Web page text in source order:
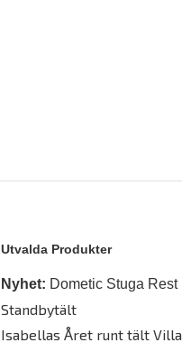
Utvalda Produkter
Nyhet: Dometic Stuga Rest
Standbytält
Isabellas Året runt tält Villa